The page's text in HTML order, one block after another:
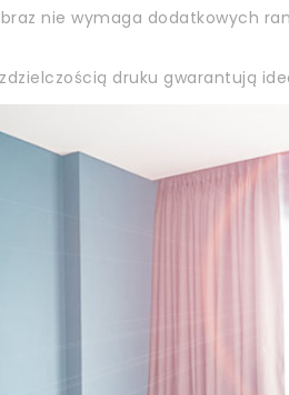
nie wymaga dodatkowych
druku gwarantują